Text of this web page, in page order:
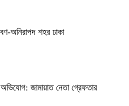
অনিরাপদ শহর ঢাকা
জামায়াত নেতা গ্রেফতার